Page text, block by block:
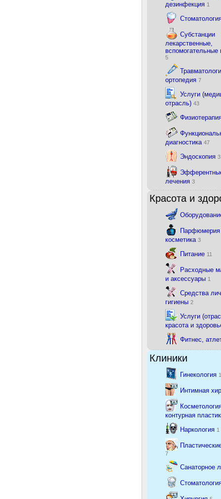
дезинфекция 1
Субстанции
лекарственные,
вспомогательные
5
ортопедия 7
Услуги
отрасль) 43
диагностика 47
Эндоскопия 3
лечения 3
Красота и
Парфюмерия
косметика 3
Питание 11
Расходные
и аксессуары 1
Средства
гигиены 2
Услуги
красота и
Фитнес,
Клиники
Гинекология 1
Интимная
контурная
Наркология 1
7
Санаторное